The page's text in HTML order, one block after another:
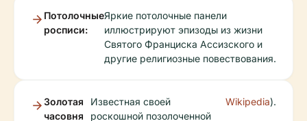
Потолочные
росписи:
Яркие потолочные панели
иллюстрируют эпизоды из жизни
Святого Франциска Ассизского и
другие религиозные повествования.
Золотая
часовня
Известная своей
роскошной позолоченной
Wikipedia).